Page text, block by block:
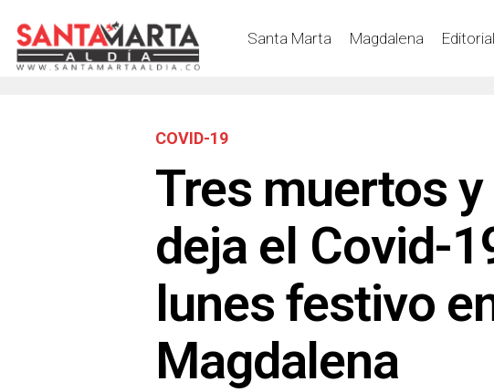
Santa Marta Magdalena Editorial
COVID-19
Tres muertos
deja el Covid-
lunes festivo
Magdalena